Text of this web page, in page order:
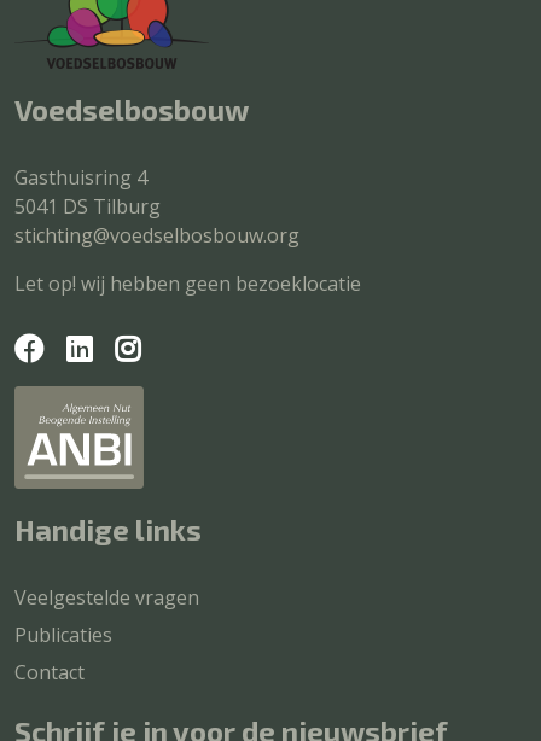
Voedselbosbouw
Gasthuisring 4
5041 DS Tilburg
stichting@voedselbosbouw.org
Let op! wij hebben geen bezoeklocatie
Handige links
Veelgestelde vragen
Publicaties
Contact
Schrijf je in voor de nieuwsbrief